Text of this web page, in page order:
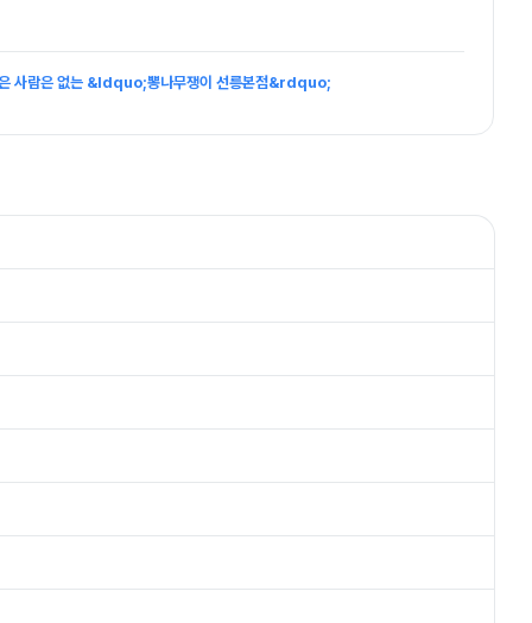
은 사람은 없는 &ldquo;뽕나무쟁이 선릉본점&rdquo;